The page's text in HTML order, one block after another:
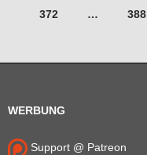
372 … 388
WERBUNG
Support @ Patreon